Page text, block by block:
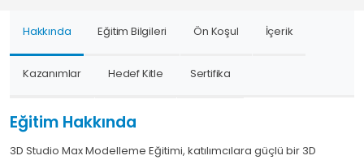
Hakkında Eğitim Bilgileri Ön Koşul İçerik
Kazanımlar Hedef Kitle Sertifika
Eğitim Hakkında
3D Studio Max Modelleme Eğitimi, katılımcılara güçlü bir 3D